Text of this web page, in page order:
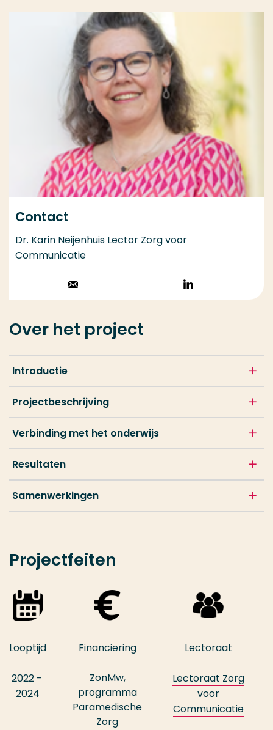
Contact
Dr. Karin Neijenhuis Lector Zorg voor
Communicatie
Stuur een email
Volg op
LinkedIn
Over het project
Introductie
Projectbeschrijving
Verbinding met het onderwijs
Resultaten
Samenwerkingen
Projectfeiten
Looptijd
2022 -
2024
Financiering
ZonMw,
programma
Paramedische
Zorg
Lectoraat
Lectoraat Zorg
voor
Communicatie